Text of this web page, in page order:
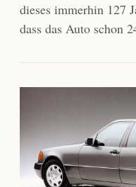
dieses immerhin 127
dass das Auto schon